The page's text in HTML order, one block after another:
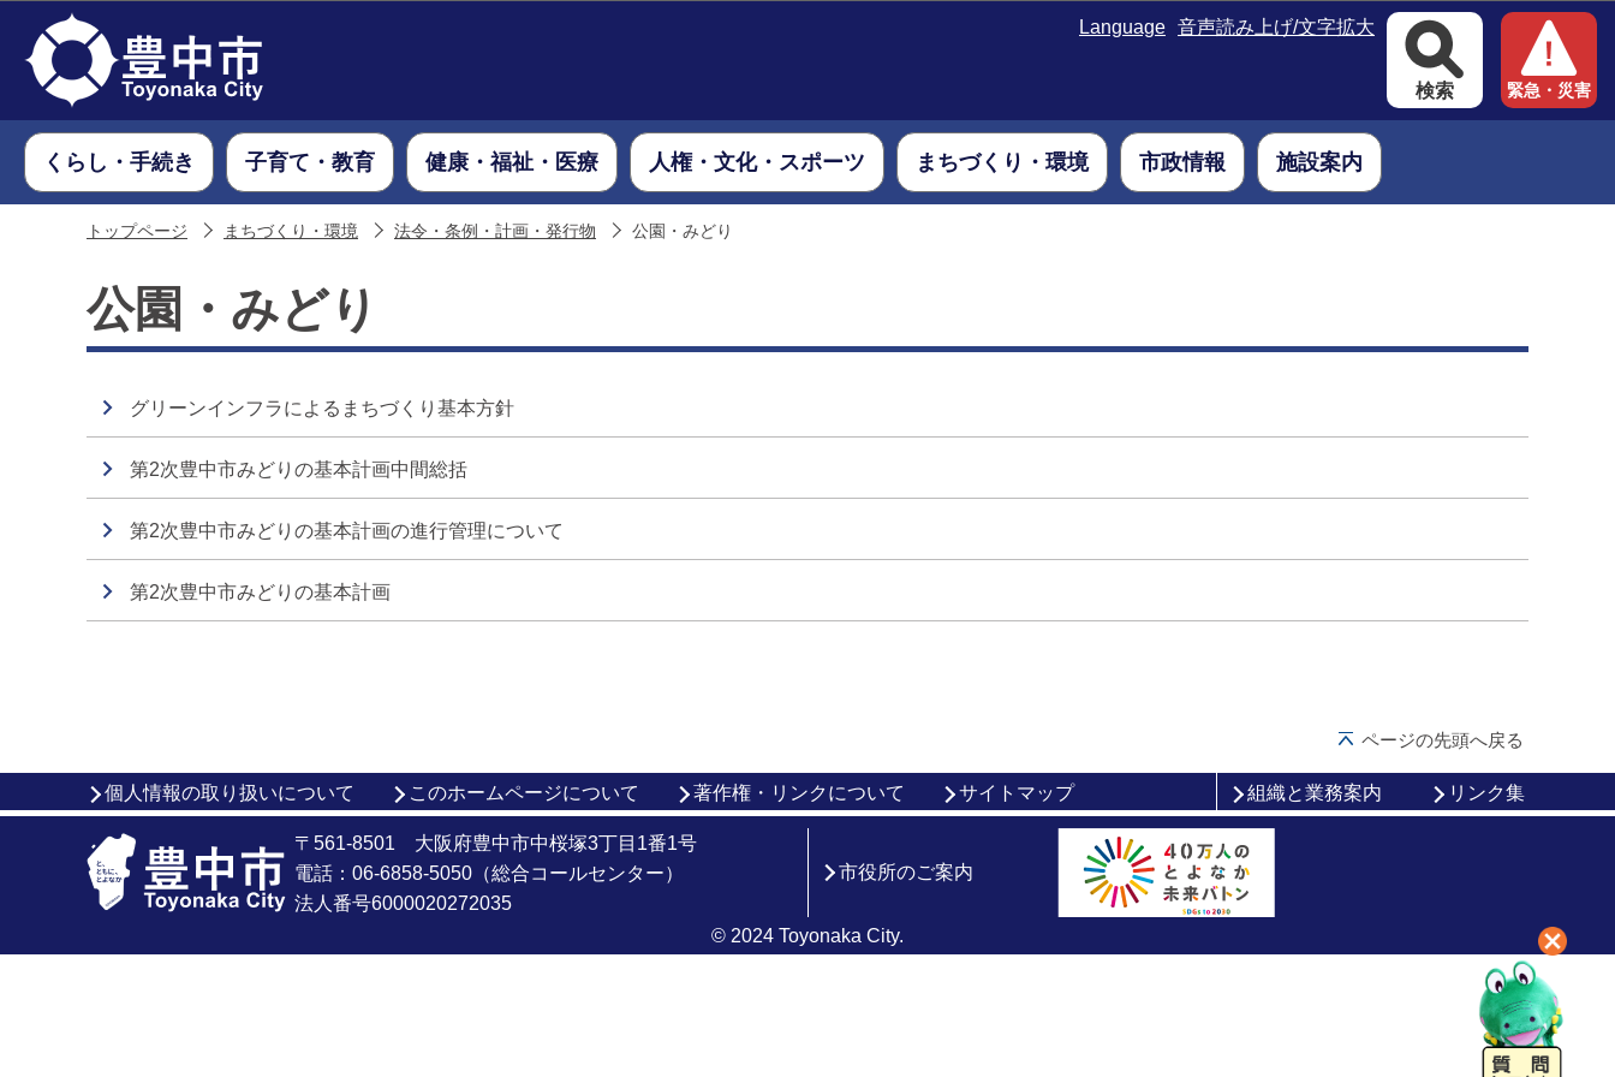
Language 音声読み上げ/文字拡大
検索 緊急・災害
くらし・手続き 子育て・教育 健康・福祉・医療 人権・文化・スポーツ まちづくり・環境 市政情報 施設案内
トップページ まちづくり・環境 法令・条例・計画・発行物 公園・みどり
公園・みどり
グリーンインフラによるまちづくり基本方針
第2次豊中市みどりの基本計画中間総括
第2次豊中市みどりの基本計画の進行管理について
第2次豊中市みどりの基本計画
ページの先頭へ戻る
個人情報の取り扱いについて このホームページについて 著作権・リンクについて サイトマップ 組織と業務案内 リンク集
〒561-8501 大阪府豊中市中桜塚3丁目1番1号
電話：06-6858-5050（総合コールセンター）
法人番号6000020272035
市役所のご案内
© 2024 Toyonaka City.